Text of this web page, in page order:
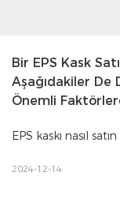
Bir EPS Kask
Aşağıdakiler De
Önemli
EPS kaskı nasıl satın
2024-12-14